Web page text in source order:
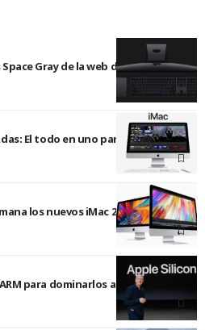
Gray de la web de Apple
El todo en uno para todo
los nuevos iMac 2020
para dominarlos a todos